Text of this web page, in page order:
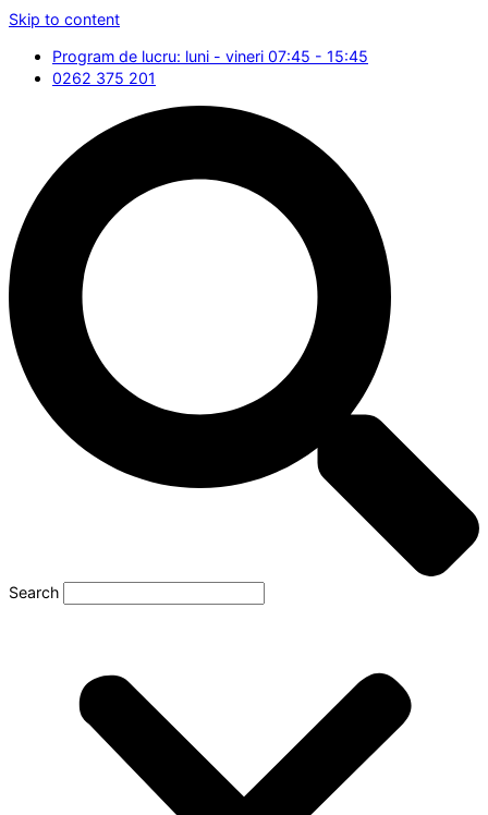
Skip to content
Program de lucru: luni - vineri 07:45 - 15:45
0262 375 201
Search